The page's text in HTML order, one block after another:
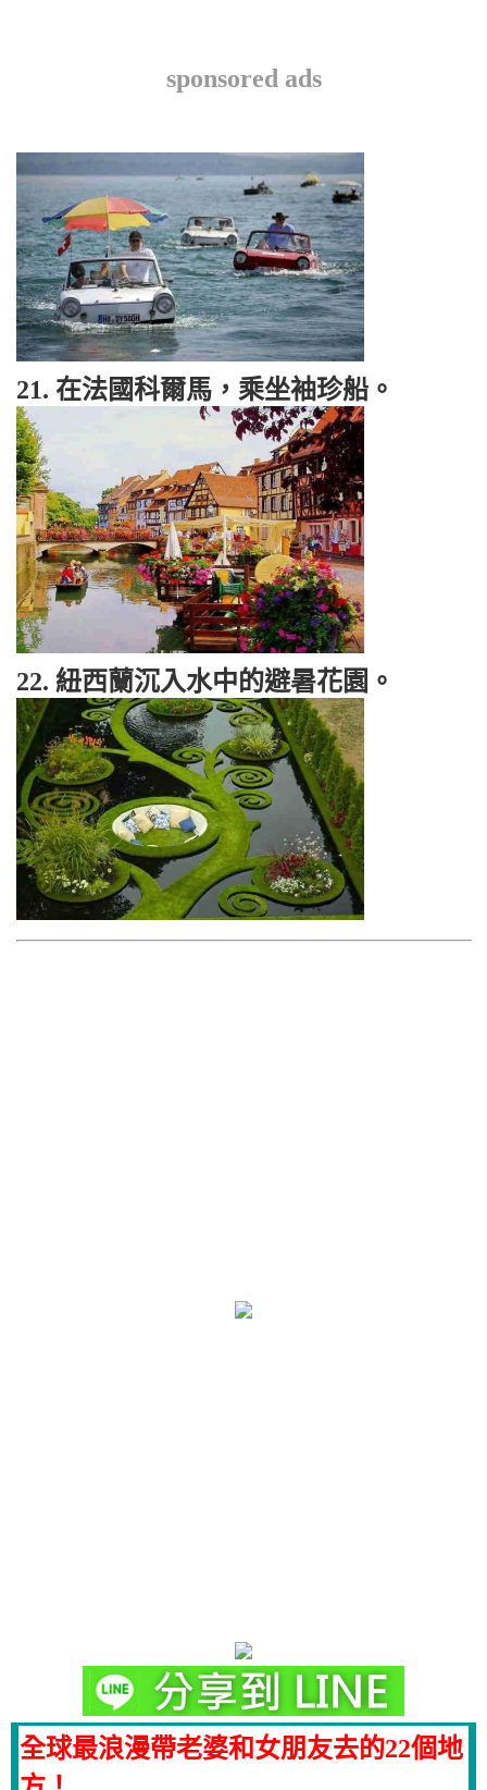
sponsored ads
21. 在法國科爾馬，乘坐袖珍船。
22. 紐西蘭沉入水中的避暑花園。
全球最浪漫帶老婆和女朋友去的22個地